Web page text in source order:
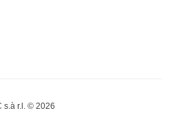
s.à r.l. © 2026